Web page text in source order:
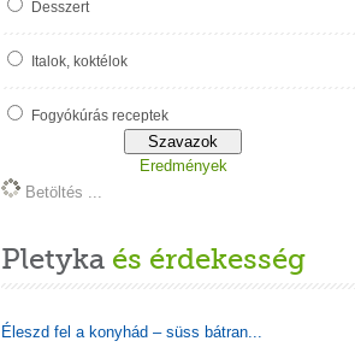
Desszert
Italok, koktélok
Fogyókúrás receptek
Eredmények
Betöltés ...
Pletyka és érdekesség
Éleszd fel a konyhád – süss bátran...